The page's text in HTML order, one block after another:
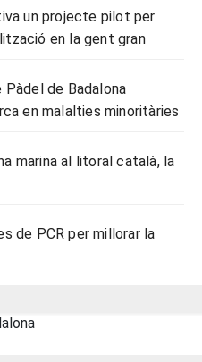
un projecte pilot per
en la gent gran
de Badalona
en malalties minoritàries
marina al litoral català, la
de PCR per millorar la